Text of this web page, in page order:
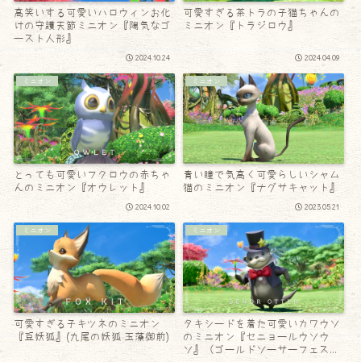
高笑いする可愛いハロウィンお化
けの守護天節ミニオン『陽気なゴ
ースト人形』
2024.10.24
可愛すぎる茶トラの子猫ちゃんの
ミニオン『トラジロウ』
2024.04.09
ミニオン
とっても可愛いフクロウの赤ちゃ
んのミニオン『オウレット』
2024.10.02
ミニオン
青い瞳で気高く可愛らしいシャム
猫のミニオン『ナグサキャット』
2023.05.21
ミニオン
可愛すぎる子キツネのミニオン
『豆妖狐』(九尾の妖狐 玉藻御前)
ミニオン
タキシードを着た可愛いカワウソ
のミニオン『セニョールウソウ
ソ』（ゴールドソーサーフェステ